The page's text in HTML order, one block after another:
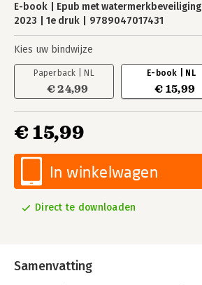
E-book Epub met watermerkbeveiliging
2023
1e druk 9789047017431
Kies uw bindwijze
Paperback | NL
€ 24,99
E-book | NL
€ 15,99
€ 15,99
In winkelwagen
Direct te downloaden
Samenvatting